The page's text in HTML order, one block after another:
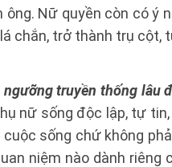
Nữ quyền còn có ý
chắn, trở thành trụ cột,
truyền thống lâu
nữ sống độc lập, tự
sống chứ không
niệm nào dành riêng